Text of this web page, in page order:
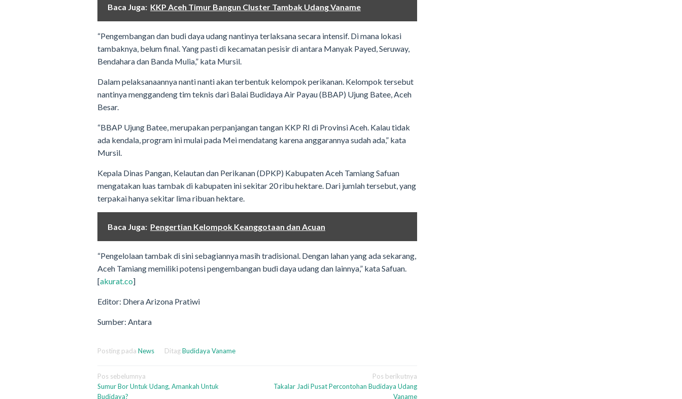
Baca Juga: KKP Aceh Timur Bangun Cluster Tambak Udang Vaname
“Pengembangan dan budi daya udang nantinya terlaksana secara intensif. Di mana lokasi
tambaknya, belum final. Yang pasti di kecamatan pesisir di antara Manyak Payed, Seruway,
Bendahara dan Banda Mulia,” kata Mursil.
Dalam pelaksanaannya nanti nanti akan terbentuk kelompok perikanan. Kelompok tersebut
nantinya menggandeng tim teknis dari Balai Budidaya Air Payau (BBAP) Ujung Batee, Aceh
Besar.
“BBAP Ujung Batee, merupakan perpanjangan tangan KKP RI di Provinsi Aceh. Kalau tidak
ada kendala, program ini mulai pada Mei mendatang karena anggarannya sudah ada,” kata
Mursil.
Kepala Dinas Pangan, Kelautan dan Perikanan (DPKP) Kabupaten Aceh Tamiang Safuan
mengatakan luas tambak di kabupaten ini sekitar 20 ribu hektare. Dari jumlah tersebut, yang
terpakai hanya sekitar lima ribuan hektare.
Baca Juga: Pengertian Kelompok Keanggotaan dan Acuan
“Pengelolaan tambak di sini sebagiannya masih tradisional. Dengan lahan yang ada sekarang,
Aceh Tamiang memiliki potensi pengembangan budi daya udang dan lainnya,” kata Safuan.
[akurat.co]
Editor: Dhera Arizona Pratiwi
Sumber: Antara
Posting pada News DitagBudidaya Vaname
Navigasi
pos
Pos sebelumnya
Sumur Bor Untuk Udang, Amankah Untuk
Budidaya?
Pos berikutnya
Takalar Jadi Pusat Percontohan Budidaya Udang
Vaname